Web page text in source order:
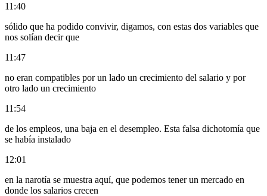
11:40
sólido que ha podido convivir, digamos, con estas dos variables que
nos solían decir que
11:47
no eran compatibles por un lado un crecimiento del salario y por
otro lado un crecimiento
11:54
de los empleos, una baja en el desempleo. Esta falsa dichotomía que
se había instalado
12:01
en la narotía se muestra aquí, que podemos tener un mercado en
donde los salarios crecen